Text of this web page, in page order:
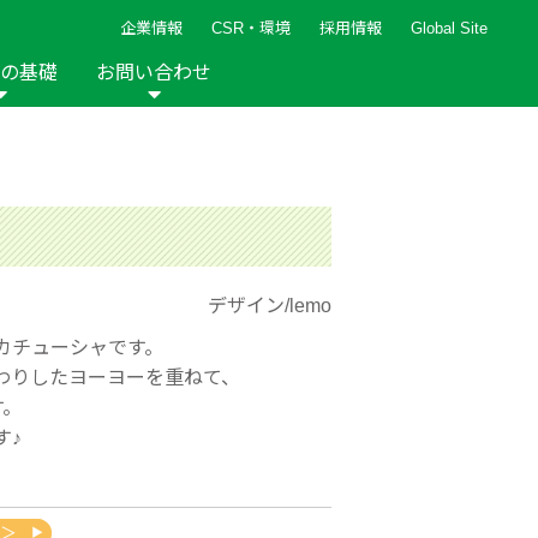
企業情報 CSR・環境 採用情報 Global Site
ルト 人気レシピ
手芸用品 編み針
ッズ ペーパークラフト
基礎 お問い合わせ
デザイン/lemo
ューシャです。
したヨーヨーを重ねて、
♪